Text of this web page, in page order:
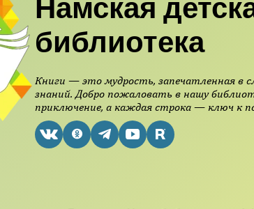
Намская
библиотека
Книги — это мудрость, запечатленная в
знаний. Добро пожаловать в нашу
приключение, а каждая строка — ключ к